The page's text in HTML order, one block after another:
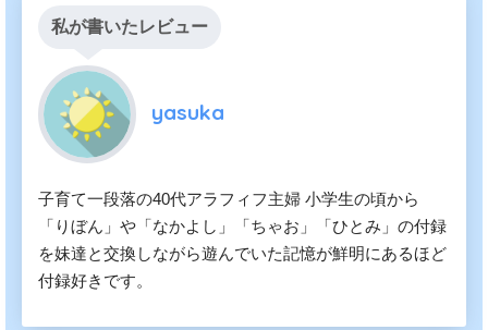
私が書いたレビュー
yasuka
子育て一段落の40代アラフィフ主婦 小学生の頃から
「りぼん」や「なかよし」「ちゃお」「ひとみ」の付録
を妹達と交換しながら遊んでいた記憶が鮮明にあるほど
付録好きです。